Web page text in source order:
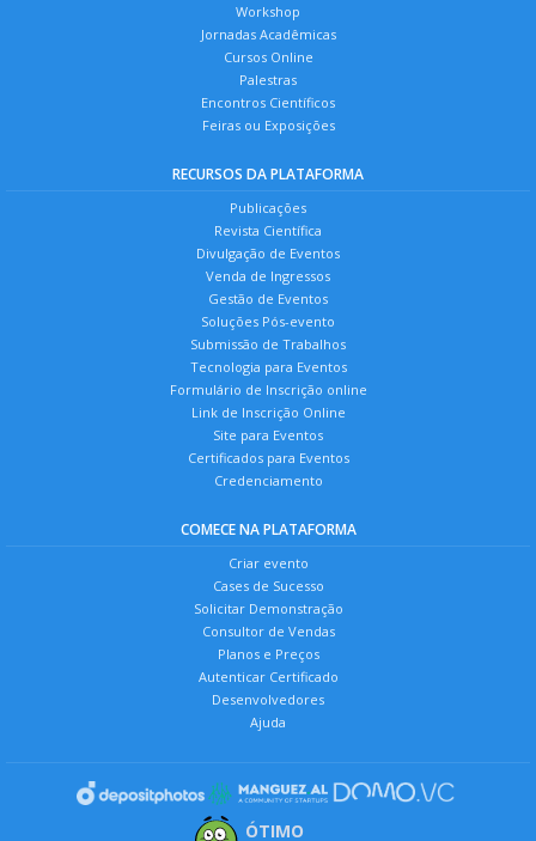
Workshop
Jornadas Acadêmicas
Cursos Online
Palestras
Encontros Científicos
Feiras ou Exposições
RECURSOS DA PLATAFORMA
Publicações
Revista Científica
Divulgação de Eventos
Venda de Ingressos
Gestão de Eventos
Soluções Pós-evento
Submissão de Trabalhos
Tecnologia para Eventos
Formulário de Inscrição online
Link de Inscrição Online
Site para Eventos
Certificados para Eventos
Credenciamento
COMECE NA PLATAFORMA
Criar evento
Cases de Sucesso
Solicitar Demonstração
Consultor de Vendas
Planos e Preços
Autenticar Certificado
Desenvolvedores
Ajuda
ÓTIMO